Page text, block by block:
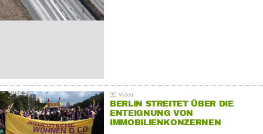
BERLIN STREITET ÜBER DIE
ENTEIGNUNG VON
IMMOBILIENKONZERNEN